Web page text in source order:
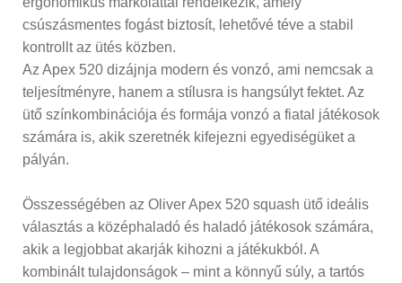
csúszásmentes fogást biztosít, lehetővé téve a stabil
kontrollt az ütés közben.
Az Apex 520 dizájnja modern és vonzó, ami nemcsak a
teljesítményre, hanem a stílusra is hangsúlyt fektet. Az
ütő színkombinációja és formája vonzó a fiatal játékosok
számára is, akik szeretnék kifejezni egyediségüket a
pályán.
Összességében az Oliver Apex 520 squash ütő ideális
választás a középhaladó és haladó játékosok számára,
akik a legjobbat akarják kihozni a játékukból. A
kombinált tulajdonságok – mint a könnyű súly, a tartós